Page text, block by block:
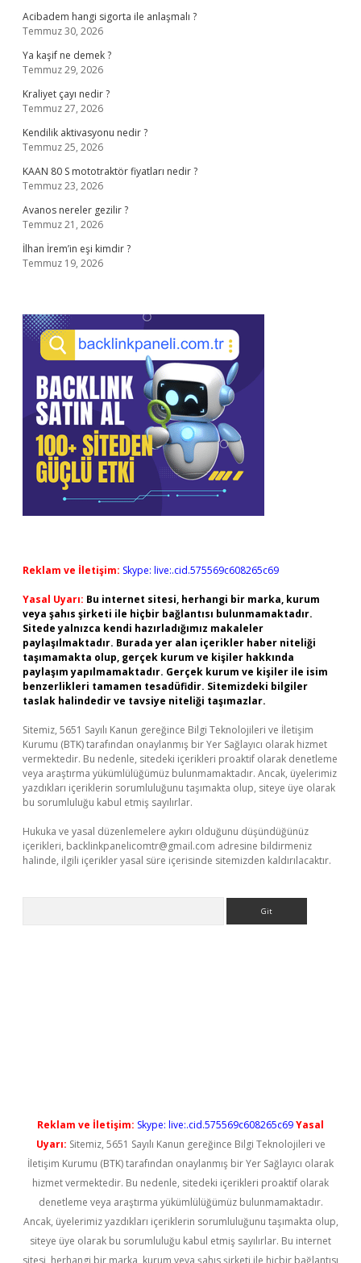
Acibadem hangi sigorta ile anlaşmalı ?
Temmuz 30, 2026
Ya kaşif ne demek ?
Temmuz 29, 2026
Kraliyet çayı nedir ?
Temmuz 27, 2026
Kendilik aktivasyonu nedir ?
Temmuz 25, 2026
KAAN 80 S mototraktör fiyatları nedir ?
Temmuz 23, 2026
Avanos nereler gezilir ?
Temmuz 21, 2026
İlhan İrem’in eşi kimdir ?
Temmuz 19, 2026
Reklam ve İletişim: Skype: live:.cid.575569c608265c69
Yasal Uyarı: Bu internet sitesi, herhangi bir marka, kurum
veya şahıs şirketi ile hiçbir bağlantısı bulunmamaktadır.
Sitede yalnızca kendi hazırladığımız makaleler
paylaşılmaktadır. Burada yer alan içerikler haber niteliği
taşımamakta olup, gerçek kurum ve kişiler hakkında
paylaşım yapılmamaktadır. Gerçek kurum ve kişiler ile isim
benzerlikleri tamamen tesadüfidir. Sitemizdeki bilgiler
taslak halindedir ve tavsiye niteliği taşımazlar.
Sitemiz, 5651 Sayılı Kanun gereğince Bilgi Teknolojileri ve İletişim
Kurumu (BTK) tarafından onaylanmış bir Yer Sağlayıcı olarak hizmet
vermektedir. Bu nedenle, sitedeki içerikleri proaktif olarak denetleme
veya araştırma yükümlülüğümüz bulunmamaktadır. Ancak, üyelerimiz
yazdıkları içeriklerin sorumluluğunu taşımakta olup, siteye üye olarak
bu sorumluluğu kabul etmiş sayılırlar.
Hukuka ve yasal düzenlemelere aykırı olduğunu düşündüğünüz
içerikleri, backlinkpanelicomtr@gmail.com adresine bildirmeniz
halinde, ilgili içerikler yasal süre içerisinde sitemizden kaldırılacaktır.
Reklam ve İletişim: Skype: live:.cid.575569c608265c69Yasal
Uyarı: Sitemiz, 5651 Sayılı Kanun gereğince Bilgi Teknolojileri ve
İletişim Kurumu (BTK) tarafından onaylanmış bir Yer Sağlayıcı olarak
hizmet vermektedir. Bu nedenle, sitedeki içerikleri proaktif olarak
denetleme veya araştırma yükümlülüğümüz bulunmamaktadır.
Ancak, üyelerimiz yazdıkları içeriklerin sorumluluğunu taşımakta olup,
siteye üye olarak bu sorumluluğu kabul etmiş sayılırlar. Bu internet
sitesi, herhangi bir marka, kurum veya şahıs şirketi ile hiçbir bağlantısı